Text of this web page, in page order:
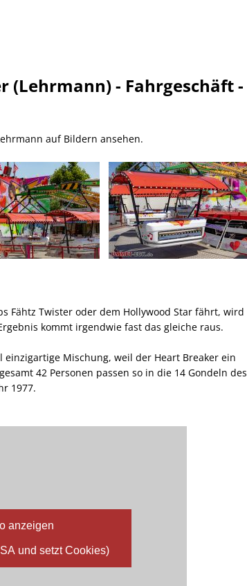
(Lehrmann) - Fahrgeschäft -
auf Bildern ansehen.
Fähtz Twister oder dem Hollywood Star fährt, wird
kommt irgendwie fast das gleiche raus.
Mischung, weil der Heart Breaker ein
42 Personen passen so in die 14 Gondeln des
1977.
anzeigen
und setzt Cookies)